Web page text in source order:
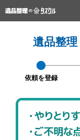
遺品整
依頼を登録